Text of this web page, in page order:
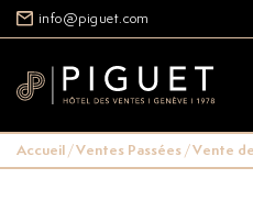
info@piguet.com
Accueil/Ventes Passées/Vente